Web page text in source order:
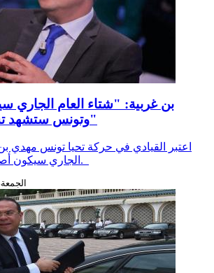
بن غربية: "شتاء العام الجاري
وتونس ستشهد تسونامي اجتماعي"
اعتبر القيادي في حركة تحيا تونس مهدي
الجاري سيكون أصعب شتاء على تونس.
الجمعة، 17 جويلية، 2020 -